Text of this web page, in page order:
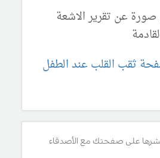
عن تقرير الاشعة
ثقب القلب عند الطفل
على صفحتك مع الأصدقاء